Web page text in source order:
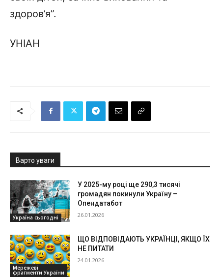
здоров’я”.
УНІАН
Варто уваги
Україна сьогодні
У 2025-му році ще 290,3 тисячі
громадян покинули Україну –
Опендатабот
26.01.2026
Мережеві
фрагменти України
ЩО ВІДПОВІДАЮТЬ УКРАЇНЦІ, ЯКЩО ЇХ
НЕ ПИТАТИ
24.01.2026